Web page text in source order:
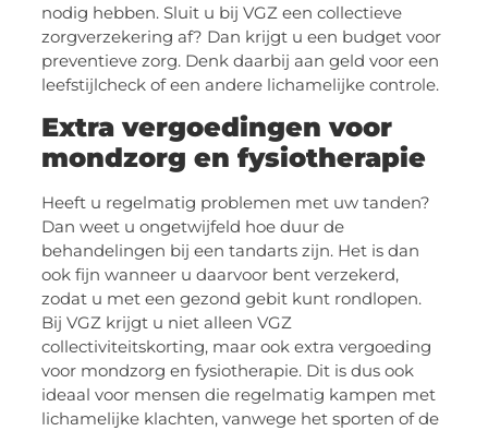
nodig hebben. Sluit u bij VGZ een collectieve
zorgverzekering af? Dan krijgt u een budget voor
preventieve zorg. Denk daarbij aan geld voor een
leefstijlcheck of een andere lichamelijke controle.
Extra vergoedingen voor
mondzorg en fysiotherapie
Heeft u regelmatig problemen met uw tanden?
Dan weet u ongetwijfeld hoe duur de
behandelingen bij een tandarts zijn. Het is dan
ook fijn wanneer u daarvoor bent verzekerd,
zodat u met een gezond gebit kunt rondlopen.
Bij VGZ krijgt u niet alleen VGZ
collectiviteitskorting, maar ook extra vergoeding
voor mondzorg en fysiotherapie. Dit is dus ook
ideaal voor mensen die regelmatig kampen met
lichamelijke klachten, vanwege het sporten of de